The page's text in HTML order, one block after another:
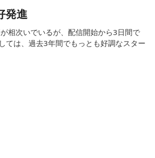
発進
相次いでいるが、配信開始から3日間で
ては、過去3年間でもっとも好調なスター